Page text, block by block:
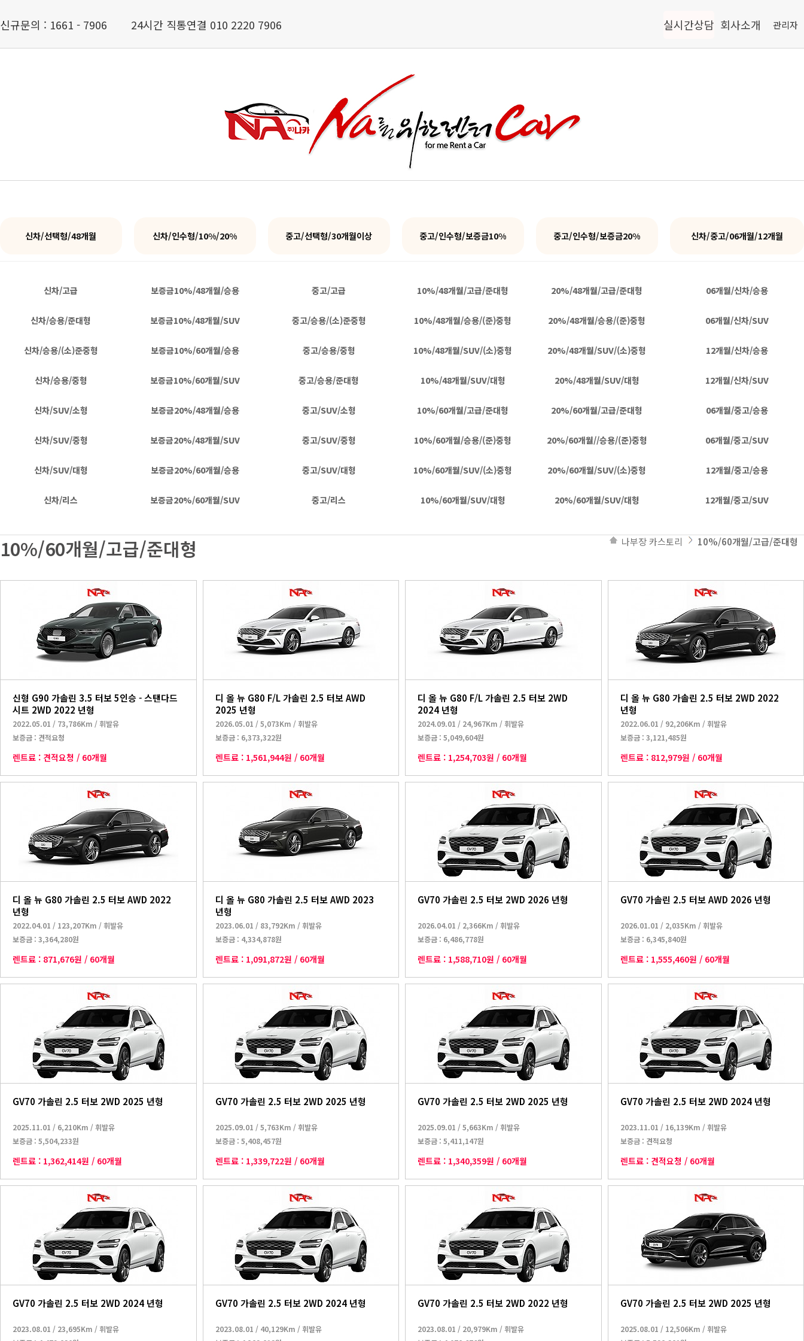
신규문의 : 1661 - 7906 24시간 직통연결 010 2220 7906 실시간상담 회사소개 관리자
신차/선택형/48개월 신차/인수형/10%/20% 중고/선택형/30개월이상 중고/인수형/보증금10% 중고/인수형/보증금20% 신차/중고/06개월/12개월
신차/고급
신차/승용/준대형
신차/승용/(소)준중형
신차/승용/중형
신차/SUV/소형
신차/SUV/중형
신차/SUV/대형
신차/리스
보증금10%/48개월/승용
보증금10%/48개월/SUV
보증금10%/60개월/승용
보증금10%/60개월/SUV
보증금20%/48개월/승용
보증금20%/48개월/SUV
보증금20%/60개월/승용
보증금20%/60개월/SUV
중고/고급
중고/승용/(소)준중형
중고/승용/중형
중고/승용/준대형
중고/SUV/소형
중고/SUV/중형
중고/SUV/대형
중고/리스
10%/48개월/고급/준대형
10%/48개월/승용/(준)중형
10%/48개월/SUV/(소)중형
10%/48개월/SUV/대형
10%/60개월/고급/준대형
10%/60개월/승용/(준)중형
10%/60개월/SUV/(소)중형
10%/60개월/SUV/대형
20%/48개월/고급/준대형
20%/48개월/승용/(준)중형
20%/48개월/SUV/(소)중형
20%/48개월/SUV/대형
20%/60개월/고급/준대형
20%/60개월//승용/(준)중형
20%/60개월/SUV/(소)중형
20%/60개월/SUV/대형
06개월/신차/승용
06개월/신차/SUV
12개월/신차/승용
12개월/신차/SUV
06개월/중고/승용
06개월/중고/SUV
12개월/중고/승용
12개월/중고/SUV
10%/60개월/고급/준대형 나부장 카스토리 10%/60개월/고급/준대형
신형 G90 가솔린 3.5 터보 5인승 - 스탠다드
시트 2WD 2022 년형
2022.05.01 / 73,786Km / 휘발유
보증금 : 견적요청
렌트료 : 견적요청 / 60개월
디 올 뉴 G80 F/L 가솔린 2.5 터보 AWD
2025 년형
2026.05.01 / 5,073Km / 휘발유
보증금 : 6,373,322원
렌트료 : 1,561,944원 / 60개월
디 올 뉴 G80 F/L 가솔린 2.5 터보 2WD
2024 년형
2024.09.01 / 24,967Km / 휘발유
보증금 : 5,049,604원
렌트료 : 1,254,703원 / 60개월
디 올 뉴 G80 가솔린 2.5 터보 2WD 2022
년형
2022.06.01 / 92,206Km / 휘발유
보증금 : 3,121,485원
렌트료 : 812,979원 / 60개월
디 올 뉴 G80 가솔린 2.5 터보 AWD 2022
년형
2022.04.01 / 123,207Km / 휘발유
보증금 : 3,364,280원
렌트료 : 871,676원 / 60개월
디 올 뉴 G80 가솔린 2.5 터보 AWD 2023
년형
2023.06.01 / 83,792Km / 휘발유
보증금 : 4,334,878원
렌트료 : 1,091,872원 / 60개월
GV70 가솔린 2.5 터보 2WD 2026 년형
2026.04.01 / 2,366Km / 휘발유
보증금 : 6,486,778원
렌트료 : 1,588,710원 / 60개월
GV70 가솔린 2.5 터보 AWD 2026 년형
2026.01.01 / 2,035Km / 휘발유
보증금 : 6,345,840원
렌트료 : 1,555,460원 / 60개월
GV70 가솔린 2.5 터보 2WD 2025 년형
2025.11.01 / 6,210Km / 휘발유
보증금 : 5,504,233원
렌트료 : 1,362,414원 / 60개월
GV70 가솔린 2.5 터보 2WD 2025 년형
2025.09.01 / 5,763Km / 휘발유
보증금 : 5,408,457원
렌트료 : 1,339,722원 / 60개월
GV70 가솔린 2.5 터보 2WD 2025 년형
2025.09.01 / 5,663Km / 휘발유
보증금 : 5,411,147원
렌트료 : 1,340,359원 / 60개월
GV70 가솔린 2.5 터보 2WD 2024 년형
2023.11.01 / 16,139Km / 휘발유
보증금 : 견적요청
렌트료 : 견적요청 / 60개월
GV70 가솔린 2.5 터보 2WD 2024 년형
2023.08.01 / 23,695Km / 휘발유
GV70 가솔린 2.5 터보 2WD 2024 년형
2023.08.01 / 40,129Km / 휘발유
GV70 가솔린 2.5 터보 2WD 2022 년형
2023.08.01 / 20,979Km / 휘발유
GV70 가솔린 2.5 터보 2WD 2025 년형
2025.08.01 / 12,506Km / 휘발유